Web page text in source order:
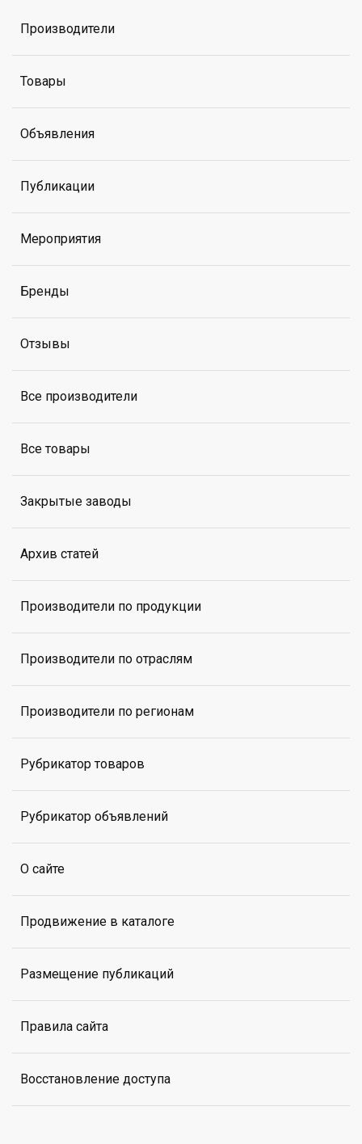
Производители
Товары
Объявления
Публикации
Мероприятия
Бренды
Отзывы
Все производители
Все товары
Закрытые заводы
Архив статей
Производители по продукции
Производители по отраслям
Производители по регионам
Рубрикатор товаров
Рубрикатор объявлений
О сайте
Продвижение в каталоге
Размещение публикаций
Правила сайта
Восстановление доступа